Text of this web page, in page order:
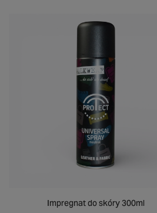
Impregnat do skóry 300ml